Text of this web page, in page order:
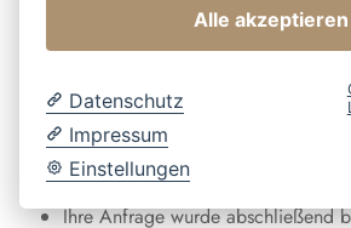
Wie lange speichern wir Ihre
Wir löschen Ihre Daten, sobald einer
eintritt:
Ihre Anfrage wurde abschließend
Alle akzeptieren
Datenschutz
Impressum
Einstellungen